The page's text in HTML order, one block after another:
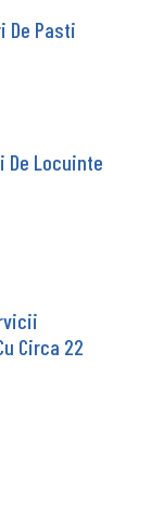
De Pasti
De Locuinte
Circa 22